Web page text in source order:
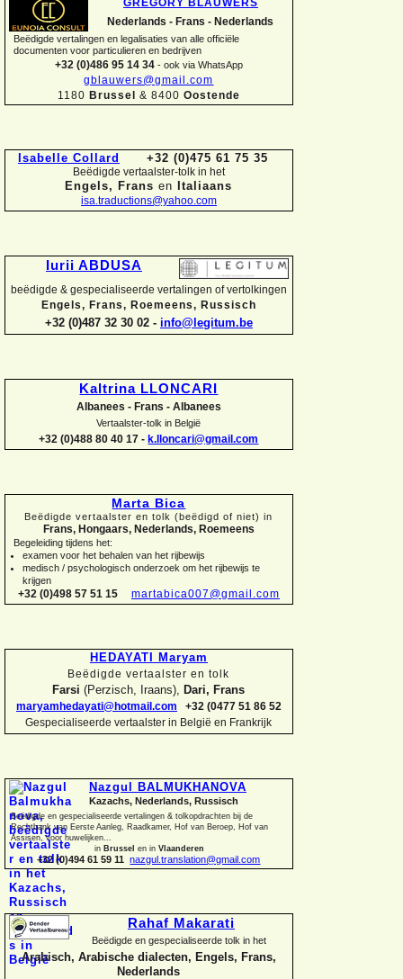
GREGORY BLAUWERS
Nederlands - Frans - Nederlands
Beëdigde vertalingen en legalisaties van alle officiële
documenten voor particulieren en bedrijven
+32 (0)486 95 14 34 - ook via WhatsApp
gblauwers@gmail.com
1180 Brussel & 8400 Oostende
Isabelle Collard +32 (0)475 61 75 35
Beëdigde vertaalster-tolk in het
Engels, Fransen Italiaans
isa.traductions@yahoo.com
Iurii ABDUSA
beëdigde & gespecialiseerde vertalingen of vertolkingen
Engels, Frans, Roemeens, Russisch
+32 (0)487 32 30 02 - info@legitum.be
Kaltrina LLONCARI
Albanees - Frans - Albanees
Vertaalster-tolk in België
+32 (0)488 80 40 17 - k.lloncari@gmail.com
Marta Bica
Beëdigde vertaalster en tolk (beëdigd of niet) in
Frans, Hongaars, Nederlands, Roemeens
Begeleiding tijdens het:
examen voor het behalen van het rijbewijs
medisch / psychologisch onderzoek om het rijbewijs te
krijgen
+32 (0)498 57 51 15 martabica007@gmail.com
HEDAYATI Maryam
Beëdigde vertaalster en tolk
Farsi(Perzisch, Iraans), Dari, Frans
maryamhedayati@hotmail.com
+32 (0477 51 86 52
Gespecialiseerde vertaalster in België en Frankrijk
Nazgul BALMUKHANOVA
Kazachs, Nederlands, Russisch
Beëdigde en gespecialiseerde vertalingen & tolkopdrachten bij de
Rechtbank van Eerste Aanleg, Raadkamer, Hof van Beroep, Hof van
Assisen, voor huwelijken...
in Brussel en inVlaanderen
+32 (0)494 61 59 11nazgul.translation@gmail.com
Rahaf Makarati
Beëdigde en gespecialiseerde tolk in het
Arabisch, Arabische dialecten, Engels, Frans,
Nederlands